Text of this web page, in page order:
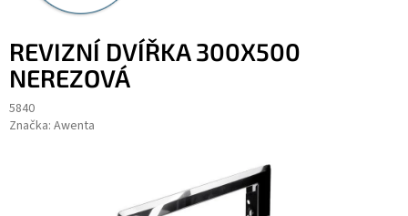
REVIZNÍ DVÍŘKA 300X500
NEREZOVÁ
5840
Značka: Awenta